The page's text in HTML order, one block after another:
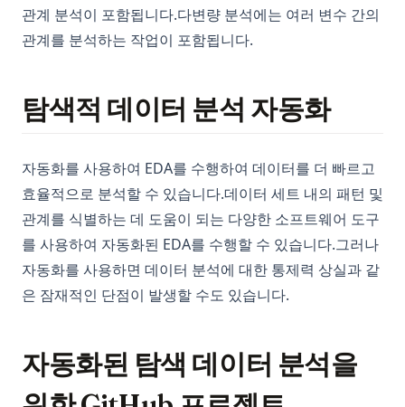
관계 분석이 포함됩니다.다변량 분석에는 여러 변수 간의
관계를 분석하는 작업이 포함됩니다.
탐색적 데이터 분석 자동화
자동화를 사용하여 EDA를 수행하여 데이터를 더 빠르고
효율적으로 분석할 수 있습니다.데이터 세트 내의 패턴 및
관계를 식별하는 데 도움이 되는 다양한 소프트웨어 도구
를 사용하여 자동화된 EDA를 수행할 수 있습니다.그러나
자동화를 사용하면 데이터 분석에 대한 통제력 상실과 같
은 잠재적인 단점이 발생할 수도 있습니다.
자동화된 탐색 데이터 분석을